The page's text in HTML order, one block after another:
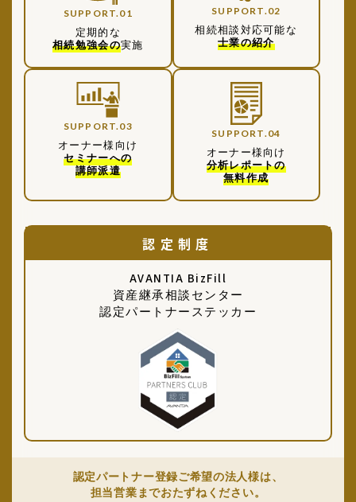
SUPPORT.01
定期的な
相続勉強会の実施
SUPPORT.02
相続相談対応可能な
士業の紹介
SUPPORT.03
オーナー様向け
セミナーへの
講師派遣
SUPPORT.04
オーナー様向け
分析レポートの
無料作成
認定制度
AVANTIA BizFill
資産継承相談センター
認定パートナーステッカー
認定パートナー登録ご希望の法人様は、
担当営業までおたずねください。